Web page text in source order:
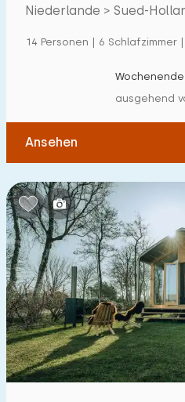
Einfamilienhaus
Ferienbauernhof
Tiny house
Kinderfreundlich
Kindermöbel
Eingezäunter Garten
Spielgeräte im Garten
Hallenbad
Freibad
Niederlande > Sued-
14 Personen | 6 Schlafzimmer
ausgehend
Ansehen